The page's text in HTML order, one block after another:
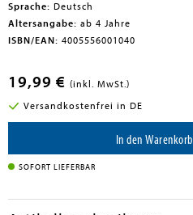
Sprache: Deutsch
Altersangabe: ab 4 Jahre
ISBN/EAN: 4005556001040
19,99 € (inkl. MwSt.)
Versandkostenfrei in DE
In den Warenkorb
SOFORT LIEFERBAR